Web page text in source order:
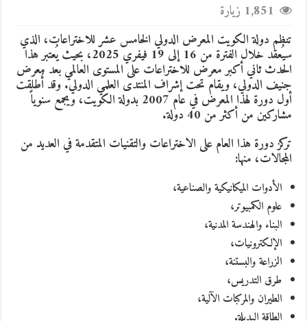
1,851 زيارة
تنظم دولة الكويت المعرض الدولي الخامس عشر للاختراعات، الذي
سيُعقد خلال الفترة من 16 إلى 19 فيفري 2025، بحيث يُعتبر هذا
الحدث ثاني أكبر معرض للاختراعات على المستوى العالمي بعد معرض
جنيف الدولي، ويقام تحت إشراف المنتدى العلمي الدولي. وقد أُطلقت
أول دورة لهذا المعرض في عام 2007 بدولة الكويت، ويجمع سنوياً
مشاركين من أكثر من 40 دولة.
تركز دورة هذا العام على الاختراعات والتقنيات المتقدمة في العديد من
المجالات، منها:
الأدوات الميكانيكية والصناعية،
علوم الكمبيوتر،
البناء والهندسة المدنية،
الإلكترونيات،
الزراعة والبستنة،
طرق التدريس،
الطيران والمركبات الآلية،